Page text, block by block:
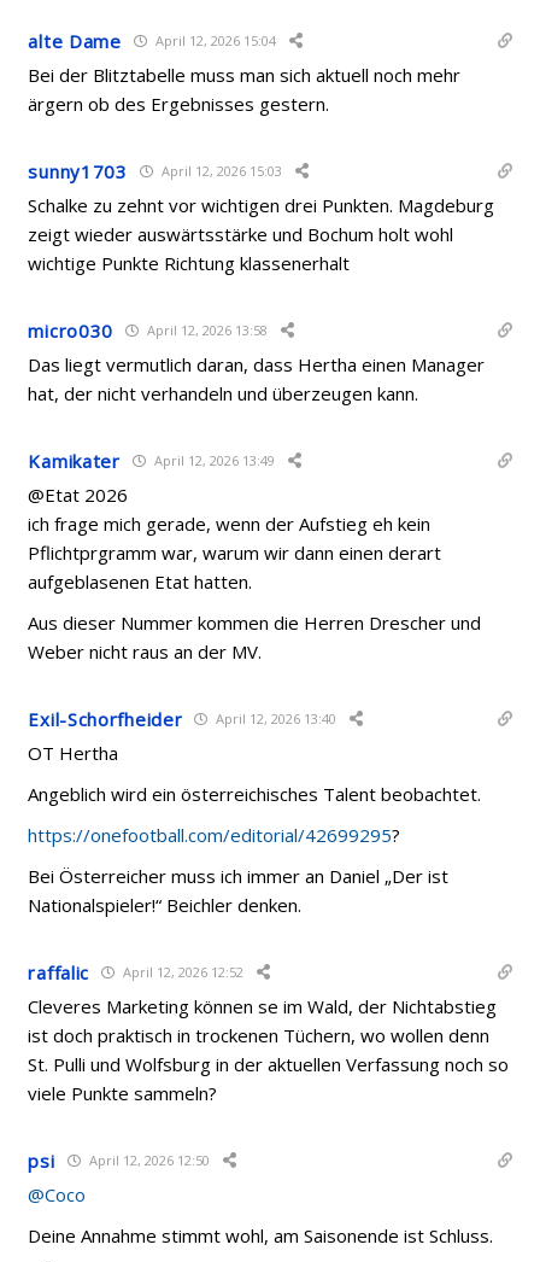
alte Dame April 12, 2026 15:04
Bei der Blitztabelle muss man sich aktuell noch mehr
ärgern ob des Ergebnisses gestern.
sunny1703 April 12, 2026 15:03
Schalke zu zehnt vor wichtigen drei Punkten. Magdeburg
zeigt wieder auswärtsstärke und Bochum holt wohl
wichtige Punkte Richtung klassenerhalt
micro030 April 12, 2026 13:58
Das liegt vermutlich daran, dass Hertha einen Manager
hat, der nicht verhandeln und überzeugen kann.
Kamikater April 12, 2026 13:49
@Etat 2026
ich frage mich gerade, wenn der Aufstieg eh kein
Pflichtprgramm war, warum wir dann einen derart
aufgeblasenen Etat hatten.
Aus dieser Nummer kommen die Herren Drescher und
Weber nicht raus an der MV.
Exil-Schorfheider April 12, 2026 13:40
OT Hertha
Angeblich wird ein österreichisches Talent beobachtet.
https://onefootball.com/editorial/42699295?
Bei Österreicher muss ich immer an Daniel „Der ist
Nationalspieler!“ Beichler denken.
raffalic April 12, 2026 12:52
Cleveres Marketing können se im Wald, der Nichtabstieg
ist doch praktisch in trockenen Tüchern, wo wollen denn
St. Pulli und Wolfsburg in der aktuellen Verfassung noch so
viele Punkte sammeln?
psi April 12, 2026 12:50
@Coco
Deine Annahme stimmt wohl, am Saisonende ist Schluss.